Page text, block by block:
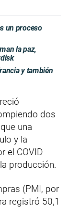
un proceso
la paz,
y también
dos
una
y la
el COVID
producción.
(PMI, por
registró 50,1